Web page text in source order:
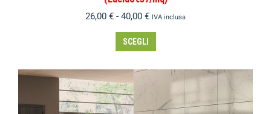
26,00 € - 40,00 € IVA inclusa
SCEGLI